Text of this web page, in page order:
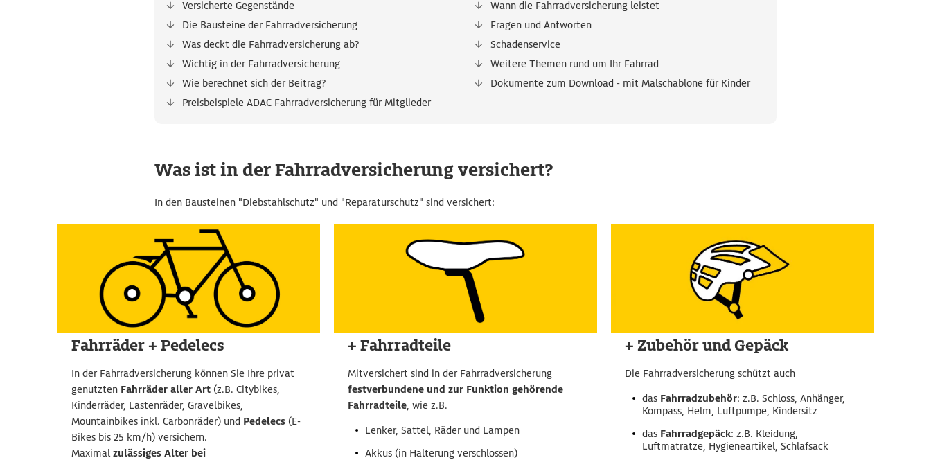
Versicherte Gegenstände
Die Bausteine der Fahrradversicherung
Was deckt die Fahrradversicherung ab?
Wichtig in der Fahrradversicherung
Wie berechnet sich der Beitrag?
Preisbeispiele ADAC Fahrradversicherung für Mitglieder
Wann die Fahrradversicherung leistet
Fragen und Antworten
Schadenservice
Weitere Themen rund um Ihr Fahrrad
Dokumente zum Download - mit Malschablone für Kinder
Was ist in der Fahrradversicherung versichert?
In den Bausteinen "Diebstahlschutz" und "Reparaturschutz" sind versichert:
Fahrräder + Pedelecs
In der Fahrradversicherung können Sie Ihre privat
genutzten Fahrräder aller Art (z.B. Citybikes,
Kinderräder, Lastenräder, Gravelbikes,
Mountainbikes inkl. Carbonräder) und Pedelecs (E-
Bikes bis 25 km/h) versichern.
Maximalzulässiges Alter bei
+ Fahrradteile
Mitversichert sind in der Fahrradversicherung
festverbundene und zur Funktion gehörende
Fahrradteile, wie z.B.
Lenker, Sattel, Räder und Lampen
Akkus (in Halterung verschlossen)
+ Zubehör und Gepäck
Die Fahrradversicherung schützt auch
das Fahrradzubehör: z.B. Schloss, Anhänger,
Kompass, Helm, Luftpumpe, Kindersitz
das Fahrradgepäck: z.B. Kleidung,
Luftmatratze, Hygieneartikel, Schlafsack